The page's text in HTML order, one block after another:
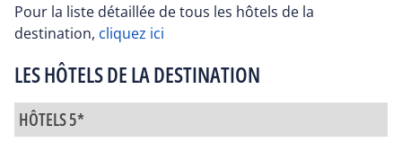
Pour la liste détaillée de tous les hôtels de la
destination, cliquez ici
LES HÔTELS DE LA DESTINATION
HÔTELS 5*